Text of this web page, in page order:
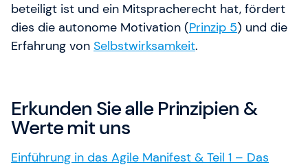
beteiligt ist und ein Mitspracherecht hat, fördert
dies die autonome Motivation (Prinzip 5) und die
Erfahrung von Selbstwirksamkeit.
Erkunden Sie alle Prinzipien &
Werte mit uns
Einführung in das Agile Manifest & Teil 1 – Das